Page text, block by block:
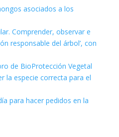
asociados a los
Comprender, observar e
responsable del árbol’, con
de BioProtección Vegetal
la especie correcta para el
para hacer pedidos en la